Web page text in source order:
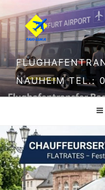
NAUHEIM TEL.: